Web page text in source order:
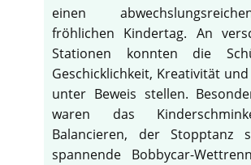
einen
fröhlichen Kindertag. An
Stationen konnten die
Geschicklichkeit, Kreativität
unter Beweis stellen.
waren das
Balancieren, der Stopptanz
spannende Bobbycar-